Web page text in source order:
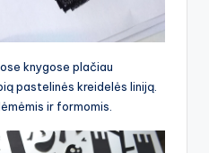
knygose plačiau
pastelinės kreidelės liniją.
ir formomis.